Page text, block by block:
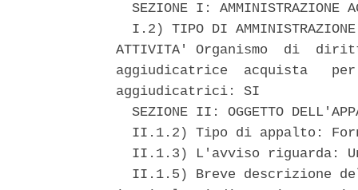
SEZIONE I: AMMINISTRAZIONE
I.2) TIPO DI
ATTIVITA' Organismo  di
aggiudicatrice  acquista
aggiudicatrici: SI
SEZIONE II: OGGETTO
II.1.2) Tipo di appalto:
II.1.3) L'avviso riguarda:
II.1.5) Breve descrizione